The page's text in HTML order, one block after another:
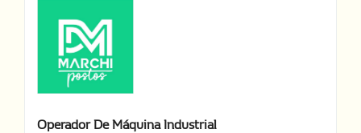
Operador De Máquina Industrial